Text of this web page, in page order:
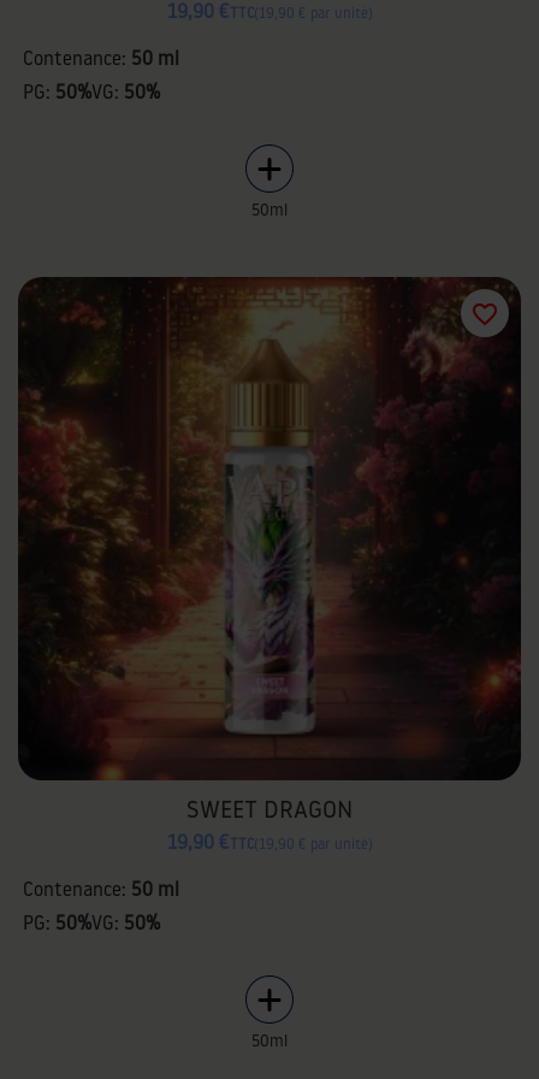
19,90 € TTC 19,90 € par unité
Contenance: 50 ml
PG: 50%VG: 50%
50ml
SWEET DRAGON
19,90 € TTC 19,90 € par unité
Contenance: 50 ml
PG: 50%VG: 50%
50ml
favorite_border